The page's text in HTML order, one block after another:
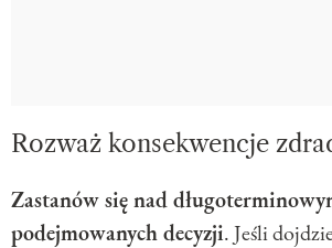
Rozważ konsekwencje
Zastanów się nad
podejmowanych decyzji. Jeśli